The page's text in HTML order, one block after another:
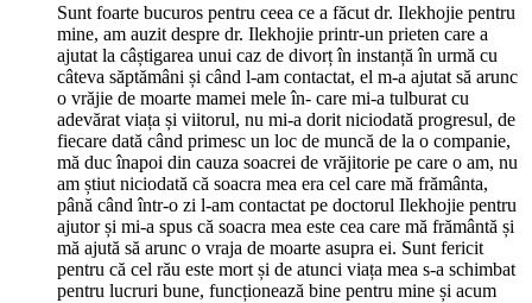
Sunt foarte bucuros pentru ceea ce a făcut dr. Ilekhojie pentru
mine, am auzit despre dr. Ilekhojie printr-un prieten care a
ajutat la câștigarea unui caz de divorț în instanță în urmă cu
câteva săptămâni și când l-am contactat, el m-a ajutat să arunc
o vrăjie de moarte mamei mele în- care mi-a tulburat cu
adevărat viața și viitorul, nu mi-a dorit niciodată progresul, de
fiecare dată când primesc un loc de muncă de la o companie,
mă duc înapoi din cauza soacrei de vrăjitorie pe care o am, nu
am știut niciodată că soacra mea era cel care mă frământa,
până când într-o zi l-am contactat pe doctorul Ilekhojie pentru
ajutor și mi-a spus că soacra mea este cea care mă frământă și
mă ajută să arunc o vraja de moarte asupra ei. Sunt fericit
pentru că cel rău este mort și de atunci viața mea s-a schimbat
pentru lucruri bune, funcționează bine pentru mine și acum